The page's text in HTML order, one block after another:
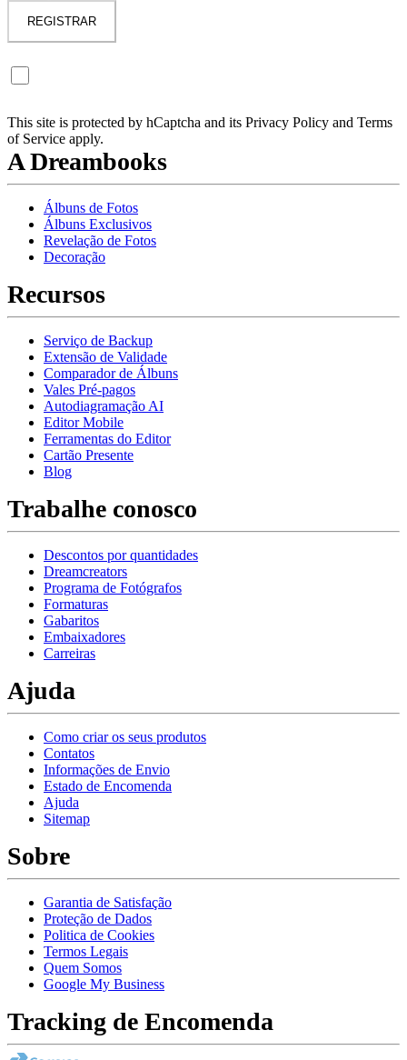
REGISTRAR
This site is protected by hCaptcha and its Privacy Policy and Terms
of Service apply.
A Dreambooks
Álbuns de Fotos
Álbuns Exclusivos
Revelação de Fotos
Decoração
Recursos
Serviço de Backup
Extensão de Validade
Comparador de Álbuns
Vales Pré-pagos
Autodiagramação AI
Editor Mobile
Ferramentas do Editor
Cartão Presente
Blog
Trabalhe conosco
Descontos por quantidades
Dreamcreators
Programa de Fotógrafos
Formaturas
Gabaritos
Embaixadores
Carreiras
Ajuda
Como criar os seus produtos
Contatos
Informações de Envio
Estado de Encomenda
Ajuda
Sitemap
Sobre
Garantia de Satisfação
Proteção de Dados
Politica de Cookies
Termos Legais
Quem Somos
Google My Business
Tracking de Encomenda